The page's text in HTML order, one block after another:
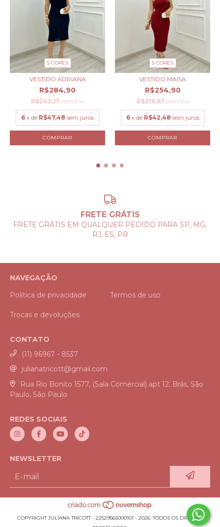
5 CORES
VESTIDO ADRIANA
R$284,90
R$242,17 com Pix
6 x de R$47,48 sem juros
COMPRAR
5 CORES
VESTIDO MAISA
R$254,90
R$216,67 com Pix
6 x de R$42,48 sem juros
COMPRAR
FRETE GRÁTIS
FRETE GRÁTIS EM QUALQUER PEDIDO PARA SP, MG,
RJ, ES, PR
NAVEGAÇÃO
Política de privacidade
Termos de uso
Trocas e devoluções
CONTATO
(11) 96967 - 8537
julianatricott@gmail.com
Rua Rio Bonito 1577, (Sala Comercial) apt 12, Brás, São
Paulo, São Paulo
REDES SOCIAIS
NEWSLETTER
COPYRIGHT JULIANA TRICOTT - 22529565000101 - 2026. TODOS OS DIREITOS